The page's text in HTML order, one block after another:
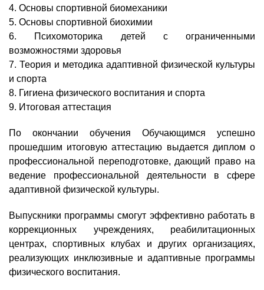
4. Основы спортивной биомеханики
5. Основы спортивной биохимии
6. Психомоторика детей с ограниченными
возможностями здоровья
7. Теория и методика адаптивной физической культуры
и спорта
8. Гигиена физического воспитания и спорта
9. Итоговая аттестация
По окончании обучения Обучающимся успешно
прошедшим итоговую аттестацию выдается диплом о
профессиональной переподготовке, дающий право на
ведение профессиональной деятельности в сфере
адаптивной физической культуры.
Выпускники программы смогут эффективно работать в
коррекционных учреждениях, реабилитационных
центрах, спортивных клубах и других организациях,
реализующих инклюзивные и адаптивные программы
физического воспитания.